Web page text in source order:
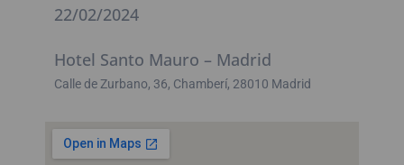
22/02/2024
Hotel Santo Mauro – Madrid
Calle de Zurbano, 36, Chamberí, 28010 Madrid